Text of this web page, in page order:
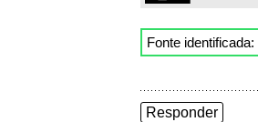
Fonte identificada:
Responder